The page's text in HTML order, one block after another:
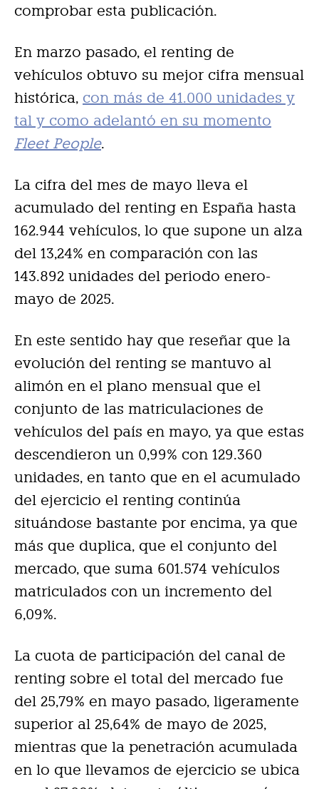
comprobar esta publicación.
En marzo pasado, el renting de
vehículos obtuvo su mejor cifra mensual
histórica, con más de 41.000 unidades y
tal y como adelantó en su momento
Fleet People.
La cifra del mes de mayo lleva el
acumulado del renting en España hasta
162.944 vehículos, lo que supone un alza
del 13,24% en comparación con las
143.892 unidades del periodo enero-
mayo de 2025.
En este sentido hay que reseñar que la
evolución del renting se mantuvo al
alimón en el plano mensual que el
conjunto de las matriculaciones de
vehículos del país en mayo, ya que estas
descendieron un 0,99% con 129.360
unidades, en tanto que en el acumulado
del ejercicio el renting continúa
situándose bastante por encima, ya que
más que duplica, que el conjunto del
mercado, que suma 601.574 vehículos
matriculados con un incremento del
6,09%.
La cuota de participación del canal de
renting sobre el total del mercado fue
del 25,79% en mayo pasado, ligeramente
superior al 25,64% de mayo de 2025,
mientras que la penetración acumulada
en lo que llevamos de ejercicio se ubica